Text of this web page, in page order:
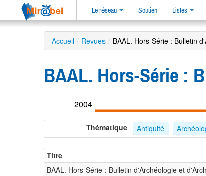
Le réseau Soutien Listes
Accueil / Revues / BAAL. Hors-Série : Bulletin
BAAL. Hors-Série :
2004
Thématique Antiquité
Titre
BAAL. Hors-Série : Bulletin d'Archéologie et